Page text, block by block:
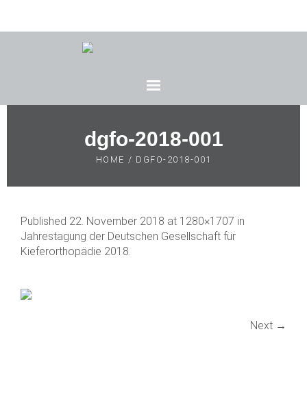
dgfo-2018-001
HOME / DGFO-2018-001
Published 22. November 2018 at 1280×1707 in
Jahrestagung der Deutschen Gesellschaft für
Kieferorthopädie 2018
Next →